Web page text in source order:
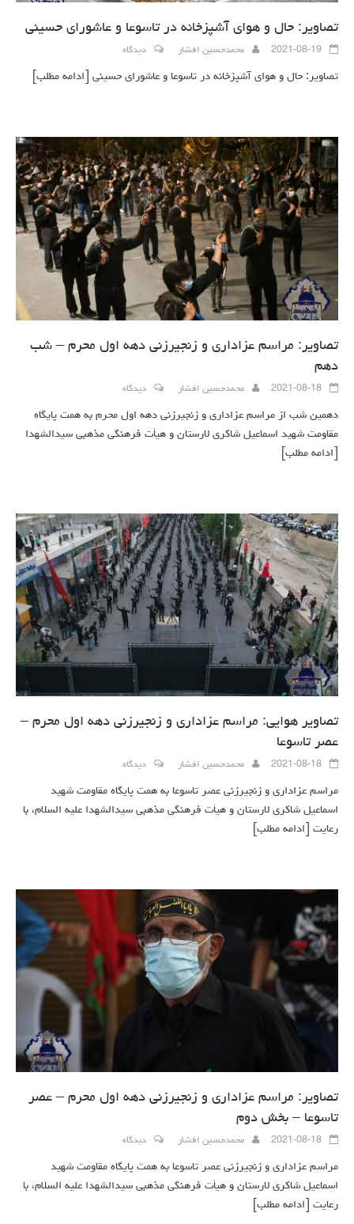
تصاویر: حال و هوای آشپزخانه در تاسوعا و عاشورای حسینی
2021-08-19 محمدحسین افشار دیدگاه
تصاویر: حال و هوای آشپزخانه در تاسوعا و عاشورای حسینی [ادامه مطلب]
تصاویر: مراسم عزاداری و زنجیرزنی دهه اول محرم – شب
دهم
2021-08-18 محمدحسین افشار دیدگاه
دهمین شب از مراسم عزاداری و زنجیرزنی دهه اول محرم به همت پایگاه
مقاومت شهید اسماعیل شاکری لارستان و هیأت فرهنگی مذهبی سیدالشهدا
[ادامه مطلب]
تصاویر هوایی: مراسم عزاداری و زنجیرزنی دهه اول محرم –
عصر تاسوعا
2021-08-18 محمدحسین افشار دیدگاه
مراسم عزاداری و زنجیرزنی عصر تاسوعا به همت پایگاه مقاومت شهید
اسماعیل شاکری لارستان و هیأت فرهنگی مذهبی سیدالشهدا علیه السلام، با
رعایت
[ادامه مطلب]
تصاویر: مراسم عزاداری و زنجیرزنی دهه اول محرم – عصر
تاسوعا – بخش دوم
2021-08-18 محمدحسین افشار دیدگاه
مراسم عزاداری و زنجیرزنی عصر تاسوعا به همت پایگاه مقاومت شهید
اسماعیل شاکری لارستان و هیأت فرهنگی مذهبی سیدالشهدا علیه السلام، با
رعایت
[ادامه مطلب]